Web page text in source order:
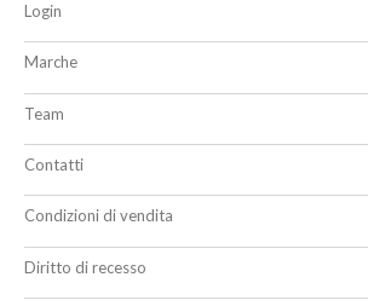
Login
Marche
Team
Contatti
Condizioni di vendita
Diritto di recesso